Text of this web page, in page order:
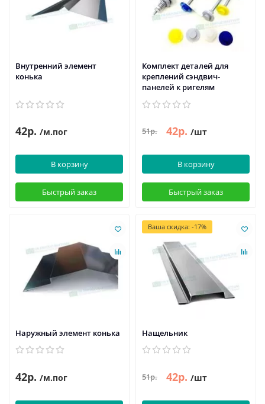
Внутренний элемент
конька
42р. /м.пог
В корзину
Быстрый заказ
Комплект деталей для
креплений сэндвич-
панелей к ригелям
51р. 42р. /шт
В корзину
Быстрый заказ
Наружный элемент конька
42р. /м.пог
Ваша скидка: -17%
Нащельник
51р. 42р. /шт